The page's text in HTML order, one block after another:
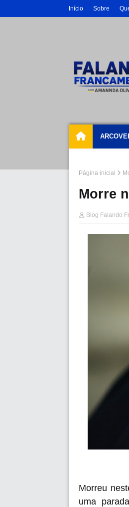
Início Sobre
Página inicial
Morre
Blog Falando
Morreu
uma